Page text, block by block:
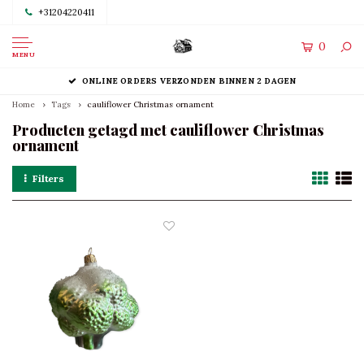
+31204220411
MENU
0
ONLINE ORDERS VERZONDEN BINNEN 2 DAGEN
Home Tags cauliflower Christmas ornament
Producten getagd met cauliflower Christmas
ornament
Filters